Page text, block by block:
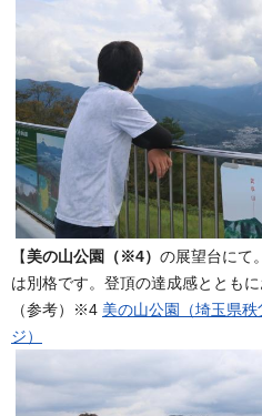
【美の山公園（※4） の展望台にて
は別格です。登頂の達成感とともに
（参考）※4 美の山公園（埼玉県
ジ）